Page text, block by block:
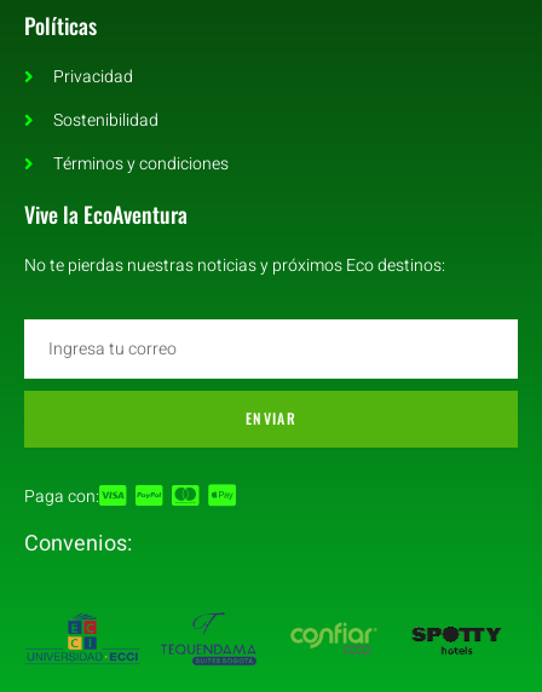
Políticas
Privacidad
Sostenibilidad
Términos y condiciones
Vive la EcoAventura
No te pierdas nuestras noticias y próximos Eco destinos:
ENVIAR
Paga con:
Convenios: